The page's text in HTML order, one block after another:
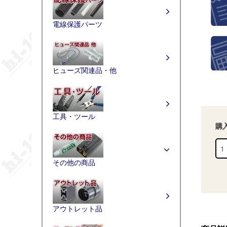
購
電線保護パーツ
ヒューズ関連品・他
工具・ツール
その他の商品
アウトレット品